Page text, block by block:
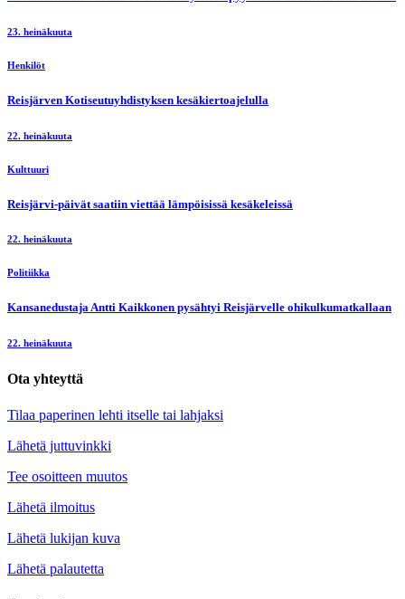
23. heinäkuuta
Henkilöt
Reisjärven Kotiseutuyhdistyksen kesäkiertoajelulla
22. heinäkuuta
Kulttuuri
Reisjärvi-päivät saatiin viettää lämpöisissä kesäkeleissä
22. heinäkuuta
Politiikka
Kansanedustaja Antti Kaikkonen pysähtyi Reisjärvelle ohikulkumatkallaan
22. heinäkuuta
Ota yhteyttä
Tilaa paperinen lehti itselle tai lahjaksi
Lähetä juttuvinkki
Tee osoitteen muutos
Lähetä ilmoitus
Lähetä lukijan kuva
Lähetä palautetta